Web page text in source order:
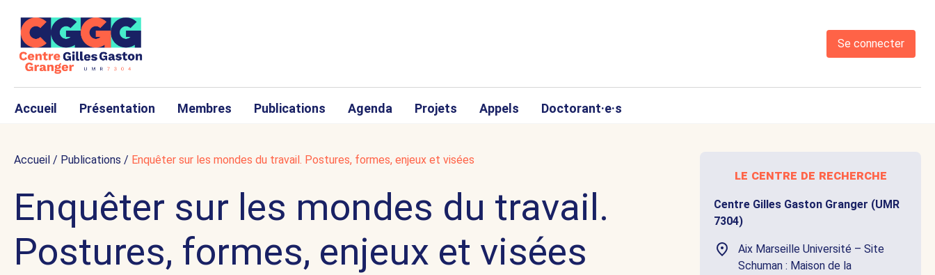
Se connecter
Accueil Présentation Membres Publications Agenda Projets Appels Doctorant·e·s
Accueil / Publications / Enquêter sur les mondes du travail. Postures, formes, enjeux et visées
Enquêter sur les mondes du travail.
Postures, formes, enjeux et visées
le centre de recherche
Centre Gilles Gaston Granger (UMR
7304)
Aix Marseille Université – Site
Schuman : Maison de la